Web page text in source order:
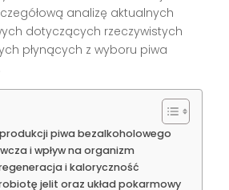
analizę aktualnych
dotyczących rzeczywistych
płynących z wyboru piwa
produkcji piwa bezalkoholowego
i wpływ na organizm
i kaloryczność
jelit oraz układ pokarmowy